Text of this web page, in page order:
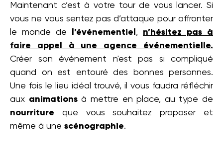
Maintenant c’est à votre tour de vous lancer. Si
vous ne vous sentez pas d’attaque pour affronter
le monde de
l’événementiel , n’hésitez pas à
faire appel à une agence événementielle.
Créer son événement n'est pas si compliqué
quand on est entouré des bonnes personnes.
Une fois le lieu idéal trouvé, il vous faudra réfléchir
aux animationsà mettre en place, au type de
nourriture que vous souhaitez proposer et
même à une scénographie.